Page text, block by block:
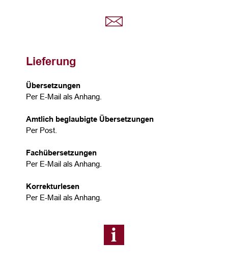
Lieferung
Übersetzungen
Per E-Mail als Anhang.
Amtlich beglaubigte Übersetzungen
Per Post.
Fachübersetzungen
Per E-Mail als Anhang.
Korrekturlesen
Per E-Mail als Anhang.